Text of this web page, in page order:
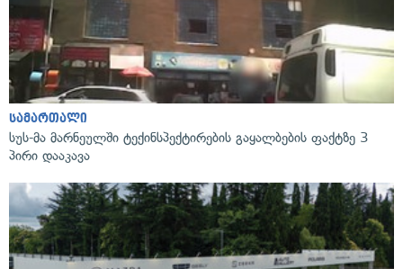
სამართალი
სუს-მა მარნეულში ტექინსპექტირების გაყალბების ფაქტზე 3
პირი დააკავა